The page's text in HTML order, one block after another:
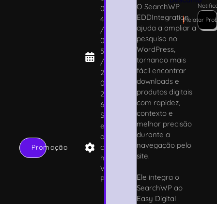
Promoção
0
4
/
0
5
/
2
0
2
6
S
e
ar
c
h
W
P
O SearchWP
EDDIntegration
ajuda a ampliar a
pesquisa no
WordPress,
tornando mais
fácil encontrar
downloads e
produtos digitais
com rapidez,
contexto e
melhor precisão
durante a
navegação pelo
site.
Ele integra o
SearchWP ao
Easy Digital
!Relatar